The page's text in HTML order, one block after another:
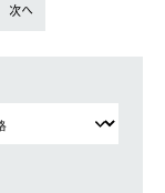
次へ